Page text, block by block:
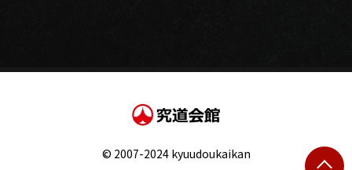
© 2007-2024 kyuudoukaikan